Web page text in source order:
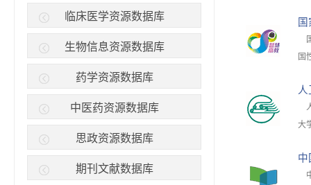
临床医学资源数据库
生物信息资源数据库
药学资源数据库
中医药资源数据库
思政资源数据库
期刊文献数据库
国
大
中